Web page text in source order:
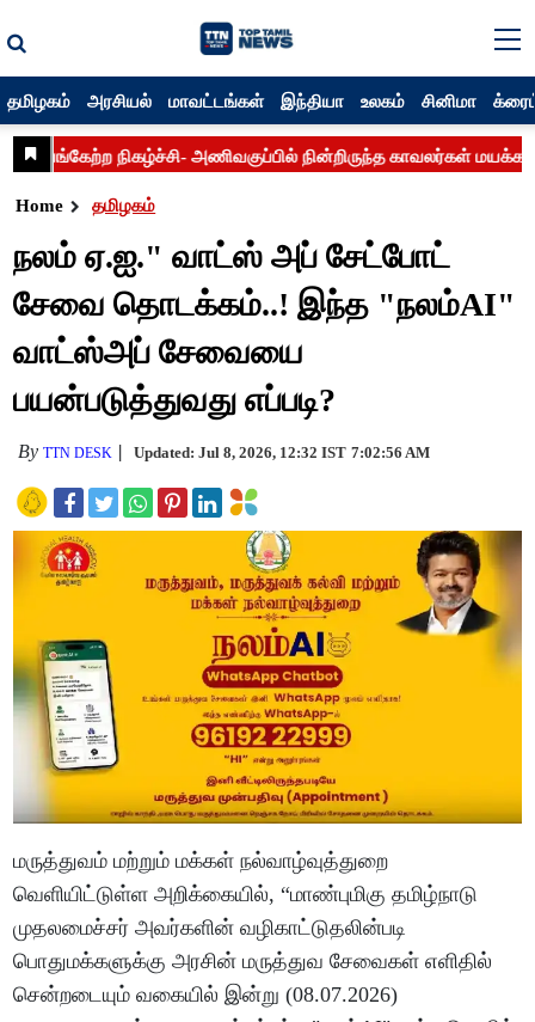
தமிழகம் அரசியல் மாவட்டங்கள் இந்தியா உலகம் சினிமா
Home தமிழகம்
நலம் ஏ.ஐ." வாட்ஸ் அப் சேட்போட்
சேவை தொடக்கம்..! இந்த "நலம்AI"
வாட்ஸ்அப் சேவையை
பயன்படுத்துவது எப்படி?
ByTTN DESK Updated: Jul 8, 2026, 12:32 IST 7:02:56 AM
மருத்துவம் மற்றும் மக்கள் நல்வாழ்வுத்துறை
வெளியிட்டுள்ள அறிக்கையில், “மாண்புமிகு தமிழ்நாடு
முதலமைச்சர் அவர்களின் வழிகாட்டுதலின்படி
பொதுமக்களுக்கு அரசின் மருத்துவ சேவைகள் எளிதில்
சென்றடையும் வகையில் இன்று (08.07.2026)